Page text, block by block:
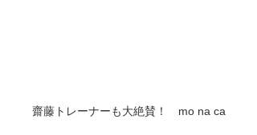
齋藤トレーナーも大絶賛！　mo na ca